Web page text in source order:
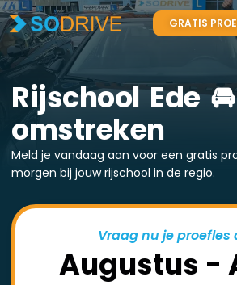
GRATIS
Rijschool Ede
omstreken
Meld je vandaag aan voor een gratis
morgen bij jouw rijschool in de regio.
Vraag nu je proefles
Augustus -